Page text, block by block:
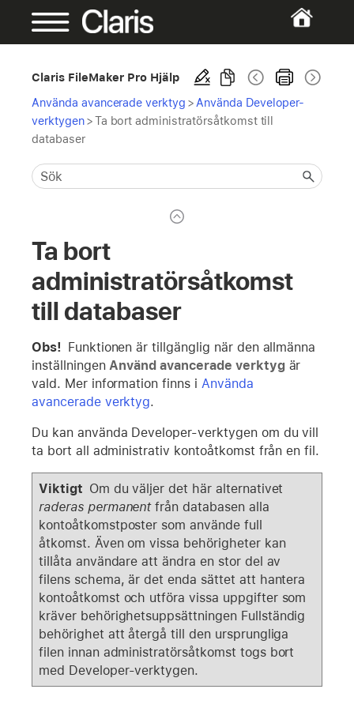
Claris FileMaker Pro Hjälp
Använda avancerade verktyg > Använda Developer-
verktygen>Ta bort administratörsåtkomst till
databaser
Ta bort
administratörsåtkomst
till databaser
Obs! Funktionen är tillgänglig när den allmänna
inställningenAnvänd avancerade verktygär
vald. Mer information finns i Använda
avancerade verktyg.
Du kan använda Developer-verktygen om du vill
ta bort all administrativ kontoåtkomst från en fil.
Viktigt Om du väljer det här alternativet
raderas permanentfrån databasen alla
kontoåtkomstposter som använde full
åtkomst. Även om vissa behörigheter kan
tillåta användare att ändra en stor del av
filens schema, är det enda sättet att hantera
kontoåtkomst och utföra vissa uppgifter som
kräver behörighetsuppsättningen Fullständig
behörighet att återgå till den ursprungliga
filen innan administratörsåtkomst togs bort
med Developer-verktygen.